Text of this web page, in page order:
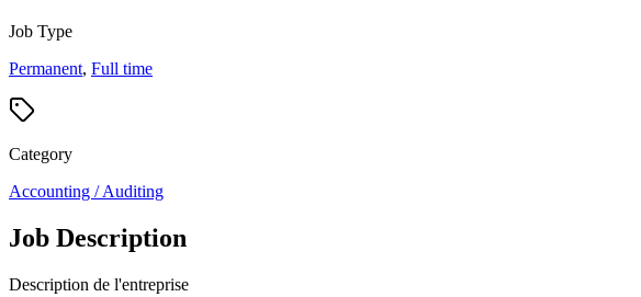
Job Type
Permanent, Full time
Category
Accounting / Auditing
Job Description
Description de l'entreprise